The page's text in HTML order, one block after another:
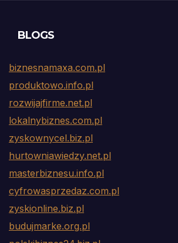
BLOGS
biznesnamaxa.com.pl
produktowo.info.pl
rozwijajfirme.net.pl
lokalnybiznes.com.pl
zyskownycel.biz.pl
hurtowniawiedzy.net.pl
masterbiznesu.info.pl
cyfrowasprzedaz.com.pl
zyskionline.biz.pl
budujmarke.org.pl